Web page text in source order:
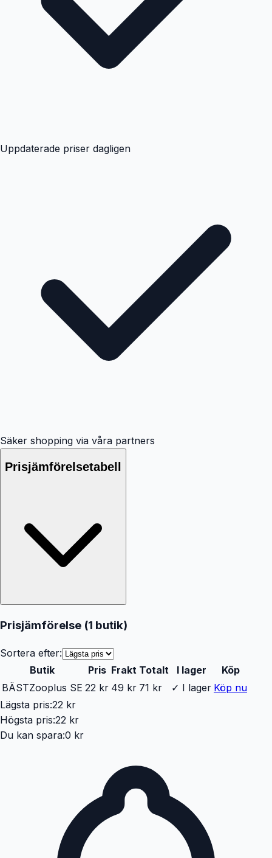
Uppdaterade priser dagligen
Säker shopping via våra partners
Prisjämförelsetabell
Prisjämförelse (1 butik)
Sortera efter:
Butik
Pris Frakt Totalt I lager
Köp
BÄSTZooplus SE 22 kr 49 kr 71 kr ✓ I lager Köp nu
Lägsta pris:22 kr
Högsta pris:22 kr
Du kan spara:0 kr